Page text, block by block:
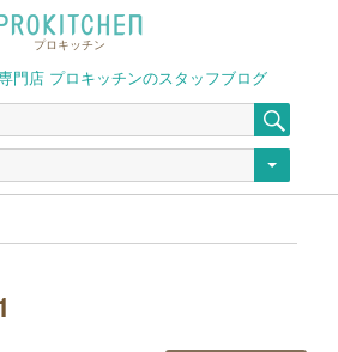
プロキッチン
門店 プロキッチンのスタッフブログ
索